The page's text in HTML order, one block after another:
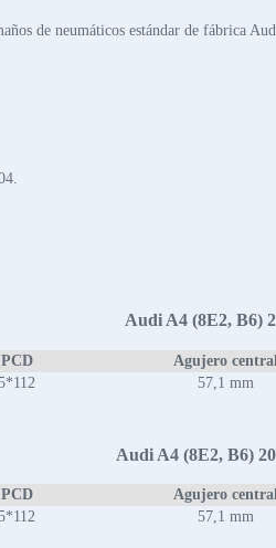
de neumáticos estándar de fábrica
Audi A4 (8E2, B6)
PCD Agujero central
57,1 mm
Audi A4 (8E2, B6)
PCD Agujero
57,1 mm